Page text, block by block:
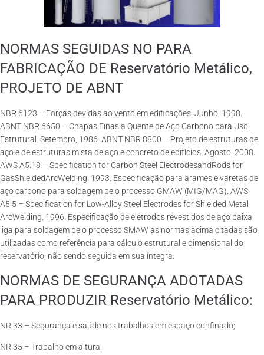
NORMAS SEGUIDAS NO PARA
FABRICAÇÃO DE Reservatório Metálico,
PROJETO DE ABNT
NBR 6123 – Forças devidas ao vento em edificações. Junho, 1998.
ABNT NBR 6650 – Chapas Finas a Quente de Aço Carbono para Uso
Estrutural. Setembro, 1986. ABNT NBR 8800 – Projeto de estruturas de
aço e de estruturas mista de aço e concreto de edifícios. Agosto, 2008.
AWS A5.18 – Specification for Carbon Steel ElectrodesandRods for
GasShieldedArcWelding. 1993. Especificação para arames e varetas de
aço carbono para soldagem pelo processo GMAW (MIG/MAG). AWS
A5.5 – Specification for Low-Alloy Steel Electrodes for Shielded Metal
ArcWelding. 1996. Especificação de eletrodos revestidos de aço baixa
liga para soldagem pelo processo SMAW as normas acima citadas são
utilizadas como referência para cálculo estrutural e dimensional do
reservatório, não sendo seguida em sua íntegra.
NORMAS DE SEGURANÇA ADOTADAS
PARA PRODUZIR Reservatório Metálico:
NR 33 – Segurança e saúde nos trabalhos em espaço confinado;
NR 35 – Trabalho em altura.